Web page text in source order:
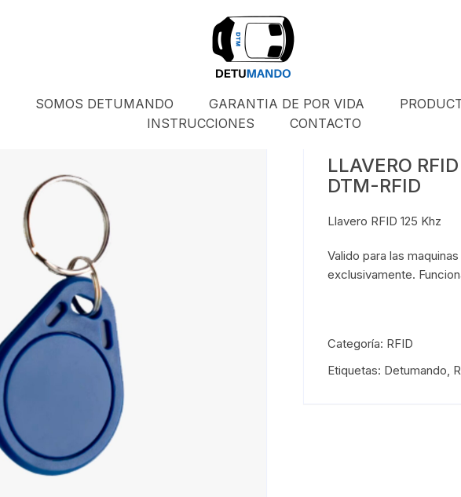
SOMOS DETUMANDO GARANTIA DE POR VIDA
INSTRUCCIONES
CONTACTO
LLAVERO
DTM-RFID
Llavero RFID 125 Khz
Valido para las
exclusivamente.
Categoría: RFID
Etiquetas: Detumando,